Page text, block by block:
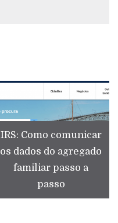
IRS: Como comunicar
os dados do agregado
familiar passo a
passo